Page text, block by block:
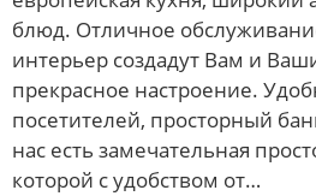
блюд. Отличное
интерьер создадут Вам и
прекрасное настроение.
посетителей, просторный
нас есть замечательная
которой с удобством от…